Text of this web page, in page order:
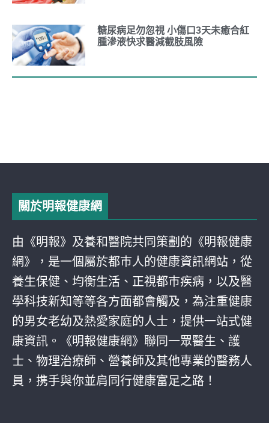
糖尿病足勿忽視 小傷口3天未癒合紅
腫滲液快求醫減截肢風險
關於明報健康網
由《明報》及養和醫院共同策劃的《明報健康
網》，是一個屬於都巿人的健康資訊網站，從
養生保健、均衡生活、正視都巿疾病，以及醫
學科技新知等等各方面都會觸及，為注重健康
的男女老幼及熱愛家庭的人士，提供一站式健
康資訊。《明報健康網》聯同一眾醫生、護
士、物理治療師、營養師及其他專業的醫務人
員，携手與你並肩同行健康富足之路！